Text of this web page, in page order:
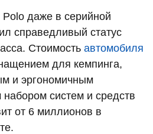
даже в серийной
справедливый статус
Стоимость автомобиля
для кемпинга,
и эргономичным
систем и средств
от 6 миллионов в